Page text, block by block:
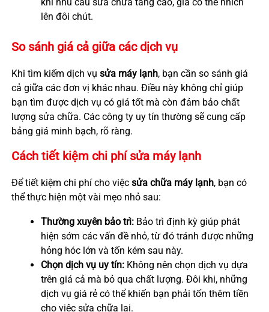
khi nhu cầu sửa chữa tăng cao, giá có thể nhích
lên đôi chút.
So sánh giá cả giữa các dịch vụ
Khi tìm kiếm dịch vụ sửa máy lạnh, bạn cần so sánh giá
cả giữa các đơn vị khác nhau. Điều này không chỉ giúp
bạn tìm được dịch vụ có giá tốt mà còn đảm bảo chất
lượng sửa chữa. Các công ty uy tín thường sẽ cung cấp
bảng giá minh bạch, rõ ràng.
Cách tiết kiệm chi phí sửa máy lạnh
Để tiết kiệm chi phí cho việc sửa chữa máy lạnh, bạn có
thể thực hiện một vài mẹo nhỏ sau:
Thường xuyên bảo trì: Bảo trì định kỳ giúp phát
hiện sớm các vấn đề nhỏ, từ đó tránh được những
hỏng hóc lớn và tốn kém sau này.
Chọn dịch vụ uy tín: Không nên chọn dịch vụ dựa
trên giá cả mà bỏ qua chất lượng. Đôi khi, những
dịch vụ giá rẻ có thể khiến bạn phải tốn thêm tiền
cho việc sửa chữa lại.